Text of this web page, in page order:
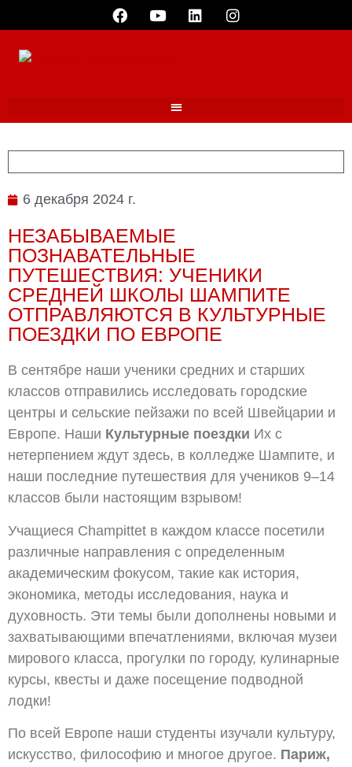
6 декабря 2024 г.
НЕЗАБЫВАЕМЫЕ
ПОЗНАВАТЕЛЬНЫЕ
ПУТЕШЕСТВИЯ: УЧЕНИКИ
СРЕДНЕЙ ШКОЛЫ ШАМПИТЕ
ОТПРАВЛЯЮТСЯ В КУЛЬТУРНЫЕ
ПОЕЗДКИ ПО ЕВРОПЕ
В сентябре наши ученики средних и старших
классов отправились исследовать городские
центры и сельские пейзажи по всей Швейцарии и
Европе. Наши Культурные поездки Их с
нетерпением ждут здесь, в колледже Шампите, и
наши последние путешествия для учеников 9–14
классов были настоящим взрывом!
Учащиеся Champittet в каждом классе посетили
различные направления с определенным
академическим фокусом, такие как история,
экономика, методы исследования, наука и
духовность. Эти темы были дополнены новыми и
захватывающими впечатлениями, включая музеи
мирового класса, прогулки по городу, кулинарные
курсы, квесты и даже посещение подводной
лодки!
По всей Европе наши студенты изучали культуру,
искусство, философию и многое другое. Париж,